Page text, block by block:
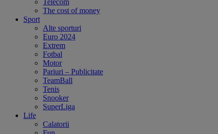
Telecom
The cost of money
Sport
Alte sporturi
Euro 2024
Extrem
Fotbal
Motor
Pariuri – Publicitate
TeamBall
Tenis
Snooker
SuperLiga
Life
Calatorii